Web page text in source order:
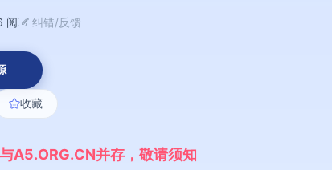
阅 纠错/反馈
收藏
与A5.ORG.CN并存 ， 敬请须知